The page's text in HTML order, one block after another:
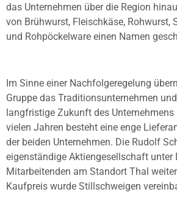
das Unternehmen über die Region
von Brühwurst, Fleischkäse, Rohwurst,
und Rohpöckelware einen Namen
Im Sinne einer Nachfolgeregelung
Gruppe das Traditionsunternehmen
langfristige Zukunft des Unternehmens
vielen Jahren besteht eine enge
der beiden Unternehmen. Die Rudolf
eigenständige Aktiengesellschaft unter
Mitarbeitenden am Standort Thal
Kaufpreis wurde Stillschweigen